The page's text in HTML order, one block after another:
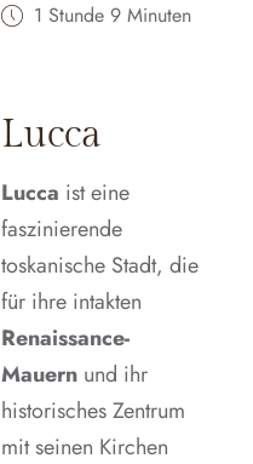
1 Stunde 9 Minuten
Lucca
Lucca ist eine
faszinierende
toskanische Stadt, die
für ihre intakten
Renaissance-
Mauernund ihr
historisches Zentrum
mit seinen Kirchen